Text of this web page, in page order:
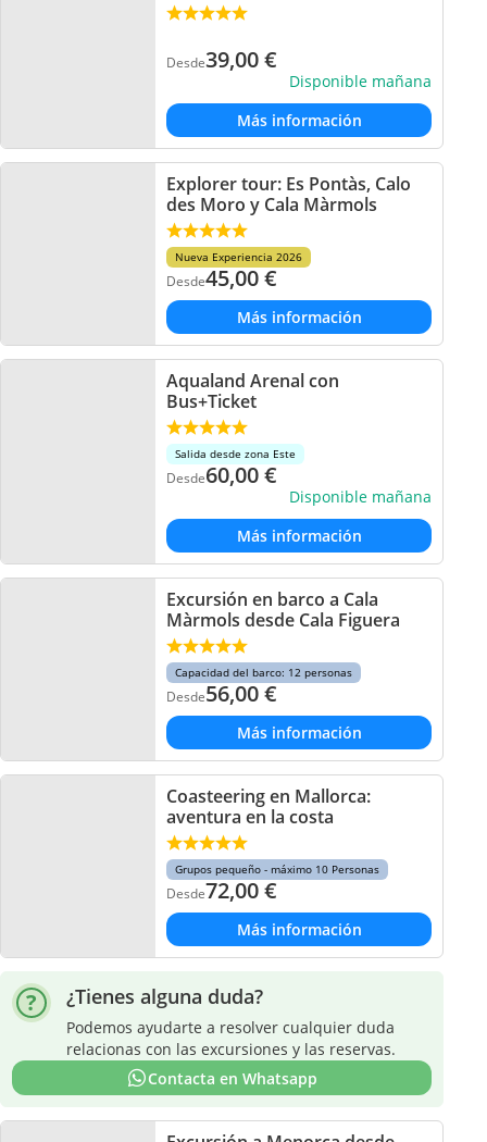
Desde39,00€
Disponible mañana
Más información
Explorer tour: Es Pontàs, Calo
des Moro y Cala Màrmols
Nueva Experiencia 2026
Desde45,00€
Más información
Aqualand Arenal con
Bus+Ticket
Salida desde zona Este
Desde60,00€
Disponible mañana
Más información
Excursión en barco a Cala
Màrmols desde Cala Figuera
Capacidad del barco: 12 personas
Desde56,00€
Más información
Coasteering en Mallorca:
aventura en la costa
Grupos pequeño - máximo 10 Personas
Desde72,00€
Más información
¿Tienes alguna duda?
Podemos ayudarte a resolver cualquier duda
relacionas con las excursiones y las reservas.
Contacta en Whatsapp